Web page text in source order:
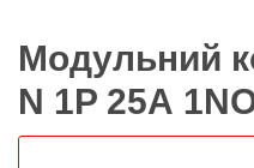
Модульний
N 1P 25А